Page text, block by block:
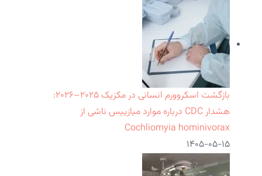
بازگشت اسکروورم انسانی در مکزیک ۲۰۲۵–۲۰۲۶:
هشدار CDC درباره موارد میازییس ناشی از
Cochliomyia hominivorax
۱۴۰۵-۰۵-۱۵